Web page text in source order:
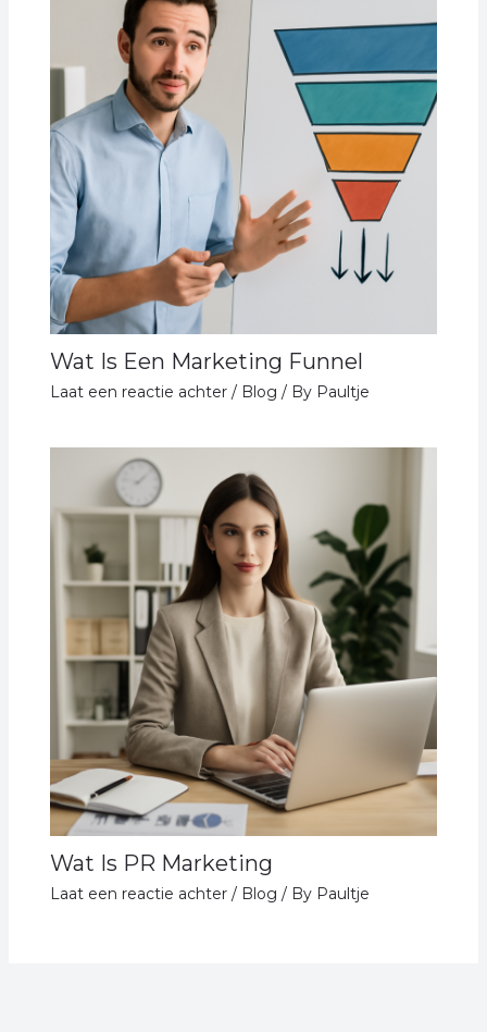
Wat Is Een Marketing Funnel
Laat een reactie achter / Blog / By Paultje
Wat Is PR Marketing
Laat een reactie achter / Blog / By Paultje